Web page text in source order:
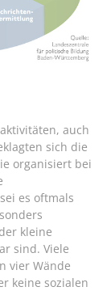
auch
sich die
organisiert bei
es oftmals
kleine
sind. Viele
vier Wände
keine sozialen